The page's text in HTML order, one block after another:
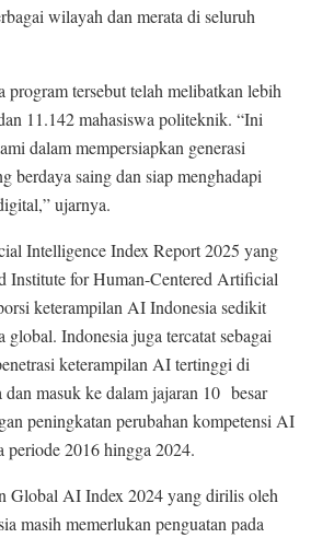
wilayah dan merata di seluruh
program tersebut telah melibatkan lebih
11.142 mahasiswa politeknik. “Ini
dalam mempersiapkan generasi
berdaya saing dan siap menghadapi
ujarnya.
Intelligence Index Report 2025 yang
Institute for Human-Centered Artificial
keterampilan AI Indonesia sedikit
Indonesia juga tercatat sebagai
keterampilan AI tertinggi di
dan masuk ke dalam jajaran 10 besar
peningkatan perubahan kompetensi AI
periode 2016 hingga 2024.
Global AI Index 2024 yang dirilis oleh
masih memerlukan penguatan pada